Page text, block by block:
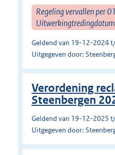
Regeling vervallen per
Geldend van 19-12-2024
Uitgegeven door:
Verordening
Steenbergen
Geldend van 19-12-2025
Uitgegeven door: